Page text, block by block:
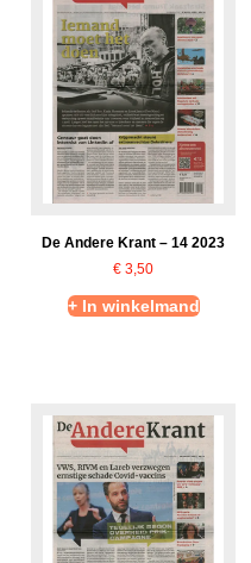
De Andere Krant – 14 2023
€ 3,50
+ In winkelmand